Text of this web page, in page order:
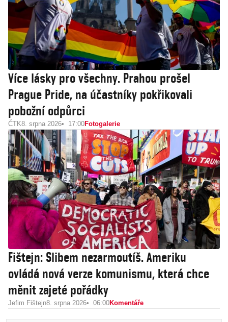
Více lásky pro všechny. Prahou prošel
Prague Pride, na účastníky pokřikovali
pobožní odpůrci
ČTK8. srpna 2026 17:00Fotogalerie
Fištejn: Slibem nezarmoutíš. Ameriku
ovládá nová verze komunismu, která chce
měnit zajeté pořádky
Jefim Fištejn8. srpna 2026 06:00Komentáře